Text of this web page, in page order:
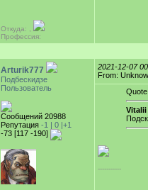
Откуда: ,
Профессия:
Arturik777
Подбескидзе
Пользователь
Сообщений 20988
Репутация -1 | 0 |+1
-73 [117 -190]
2021-12-07
From:
Quote
Vitalii
-----------